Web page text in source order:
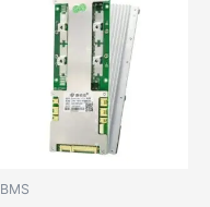
BMS